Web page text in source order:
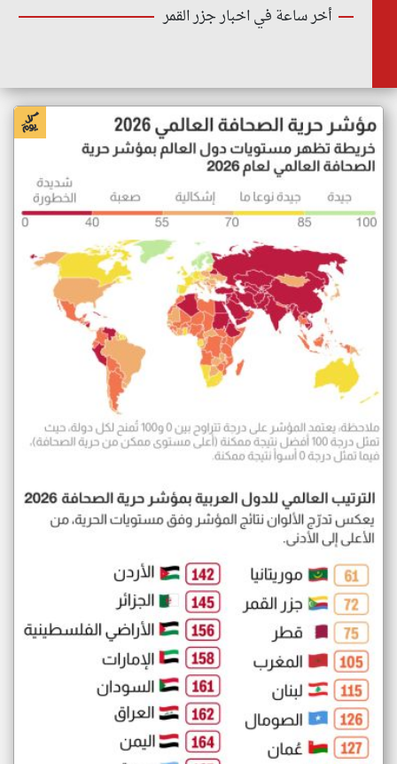
أخر ساعة في اخبار جزر القمر